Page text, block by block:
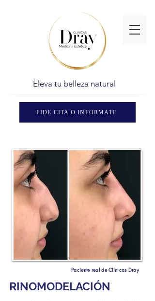
Eleva tu belleza natural
PIDE CITA O INFÓRMATE
Paciente real de Clínicas Dray
RINOMODELACIÓN